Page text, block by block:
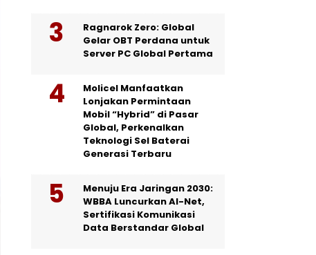
Ragnarok Zero: Global
Gelar OBT Perdana untuk
Server PC Global Pertama
Molicel Manfaatkan
Lonjakan Permintaan
Mobil “Hybrid” di Pasar
Global, Perkenalkan
Teknologi Sel Baterai
Generasi Terbaru
Menuju Era Jaringan 2030:
WBBA Luncurkan AI-Net,
Sertifikasi Komunikasi
Data Berstandar Global